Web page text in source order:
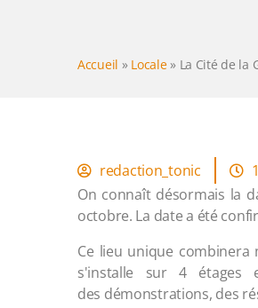
Accueil » Locale» La Cité de la
redaction_tonic
On connaît désormais la
octobre. La date a été
Ce lieu unique
s'installe sur 4 étages
des démonstrations, des